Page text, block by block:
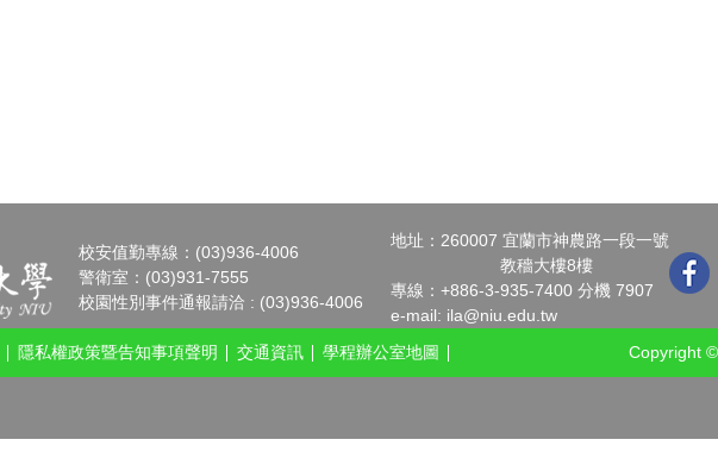
校安值勤專線：(03)936-4006
警衛室：(03)931-7555
校園性別事件通報請洽 : (03)936-4006
地址：260007 宜蘭市神農路一段一號
教穡大樓8樓
專線：+886-3-935-7400 分機 7907
e-mail: ila@niu.edu.tw
隱私權政策暨告知事項聲明 交通資訊 學程辦公室地圖 Copyright